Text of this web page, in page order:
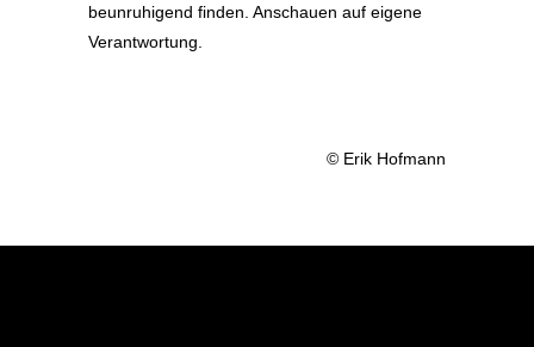
beunruhigend finden. Anschauen auf eigene
Verantwortung.
© Erik Hofmann